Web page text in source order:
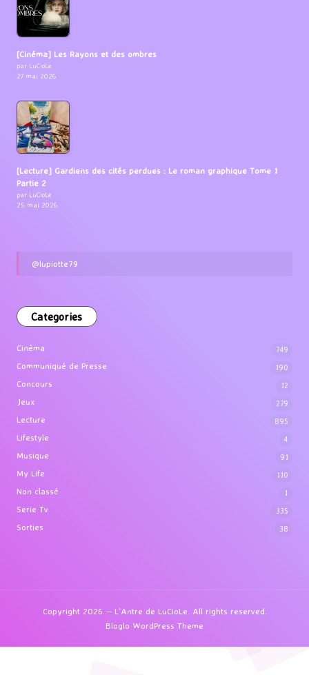
[Cinéma] Les Rayons et des ombres
par LuCioLe
27 mai 2026
[Lecture] Gardiens des cités perdues : Le roman graphique Tome 1
Partie 2
par LuCioLe
25 mai 2026
@lupiotte79
Categories
Cinéma 749
Communiqué de Presse 190
Concours 12
Jeux 279
Lecture 895
Lifestyle 4
Musique 91
My Life 110
Non classé 1
Serie Tv 335
Sorties 38
Copyright 2026 — L'Antre de LuCioLe. All rights reserved.
Bloglo WordPress Theme